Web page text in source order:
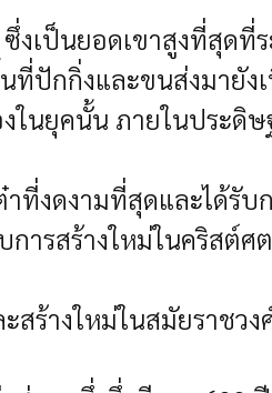
งเป็นยอดเขาสูงที่สุดที่
ที่ปักกิ่งและขนส่งมายัง
ในยุคนั้น ภายในประดิ
าที่งดงามที่สุดและได้รับ
ารสร้างใหม่ในคริสต์ศ
สร้างใหม่ในสมัยราชวง